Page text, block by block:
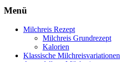
Menü
Milchreis Rezept
Milchreis Grundrezept
Kalorien
Klassische Milchreisvariationen